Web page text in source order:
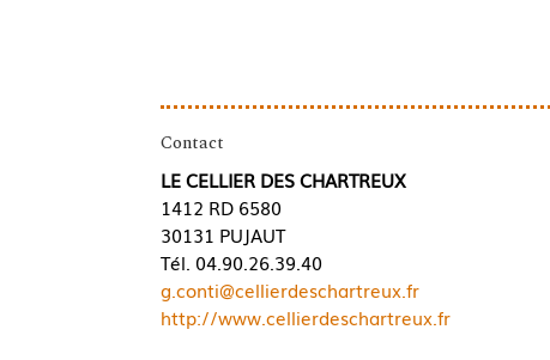
Contact
LE CELLIER DES CHARTREUX
1412 RD 6580
30131 PUJAUT
Tél. 04.90.26.39.40
g.conti@cellierdeschartreux.fr
http://www.cellierdeschartreux.fr